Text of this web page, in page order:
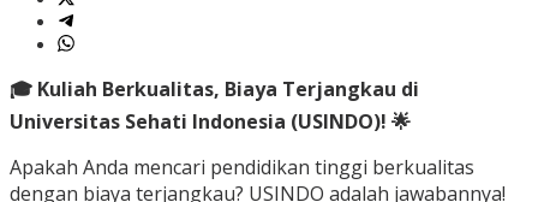
🎓 Kuliah Berkualitas, Biaya Terjangkau di
Universitas Sehati Indonesia (USINDO)! 🌟
Apakah Anda mencari pendidikan tinggi berkualitas
dengan biaya terjangkau? USINDO adalah jawabannya!